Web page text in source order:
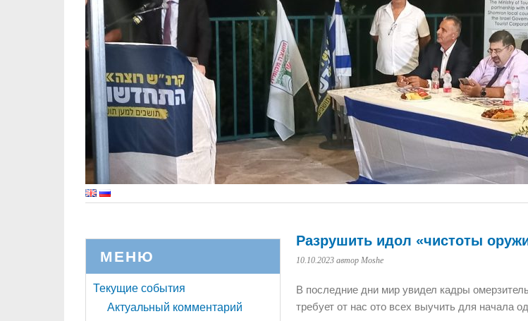
Разрушить идол «чистоты
10.10.2023 автор Moshe
В последние дни мир увидел кадры
требует от нас ото всех выучить для начала
МЕНЮ
Текущие события
Актуальный комментарий